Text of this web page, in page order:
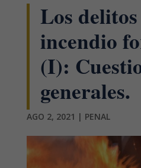
Los
incendio
(I):
generales.
AGO 2, 2021 | PENAL